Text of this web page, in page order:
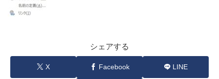
シェアする
X Facebook LINE